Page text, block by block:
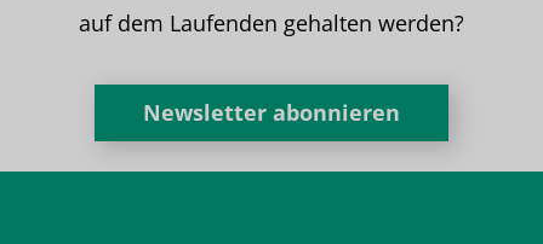
auf dem Laufenden gehalten werden?
Newsletter abonnieren